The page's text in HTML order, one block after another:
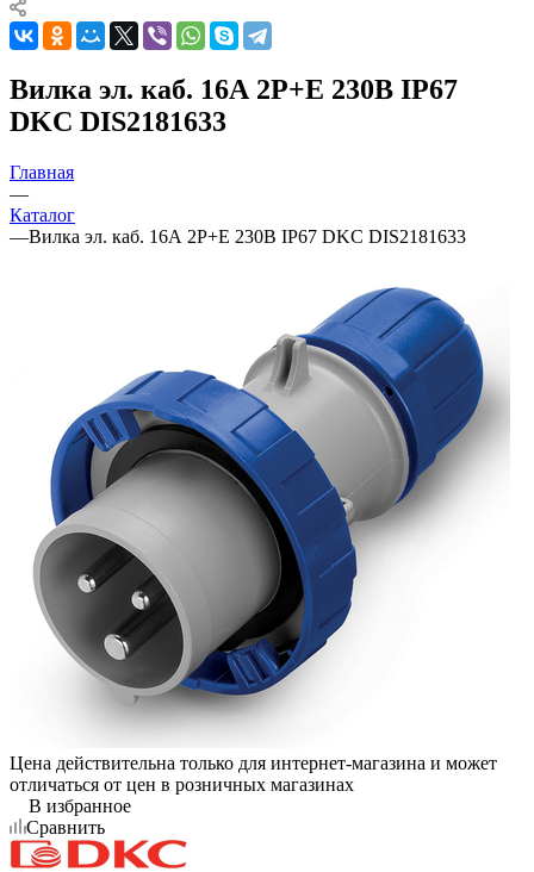
Вилка эл. каб. 16А 2P+E 230В IP67
DKC DIS2181633
Главная
—
Каталог
—Вилка эл. каб. 16А 2P+E 230В IP67 DKC DIS2181633
Цена действительна только для интернет-магазина и может
отличаться от цен в розничных магазинах
В избранное
Сравнить